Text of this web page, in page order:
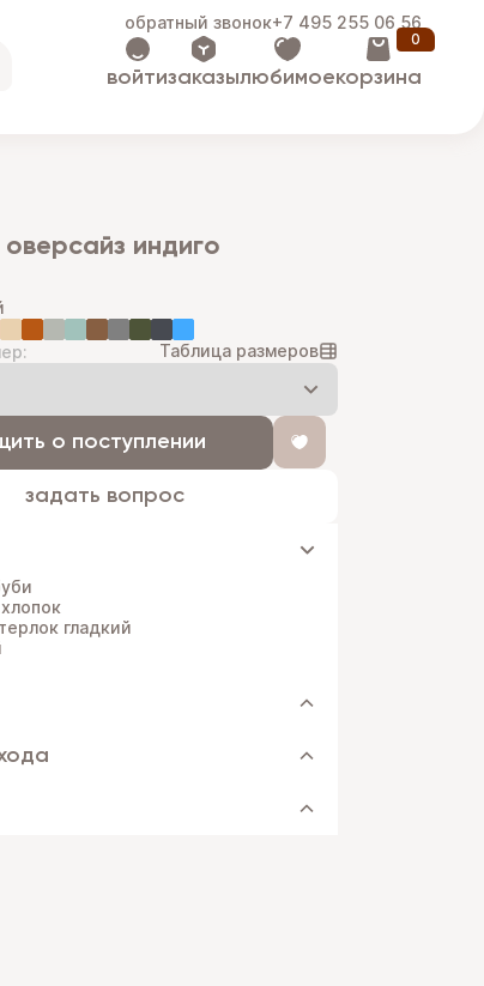
обратный звонок+7 495 255 06 56
войтизаказылюбимое
0
корзина
оверсайз индиго
Таблица размеров
о поступлении
задать вопрос
гладкий